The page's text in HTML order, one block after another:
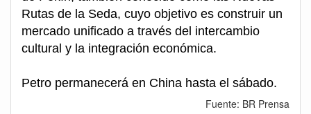
Rutas de la Seda, cuyo objetivo es construir un
mercado unificado a través del intercambio
cultural y la integración económica.
Petro permanecerá en China hasta el sábado.
Fuente: BR Prensa